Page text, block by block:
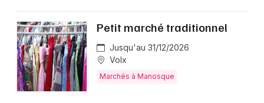
Petit marché traditionnel
Jusqu'au 31/12/2026
Volx
Marchés à Manosque